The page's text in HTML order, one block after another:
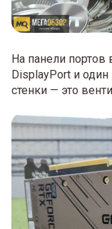
На панели
DisplayPort и один
стенки — это